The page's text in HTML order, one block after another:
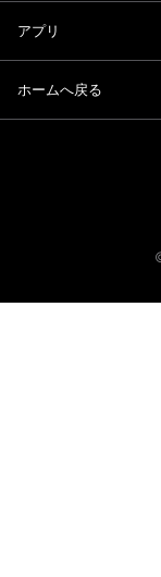
アプリ
ホームへ戻る